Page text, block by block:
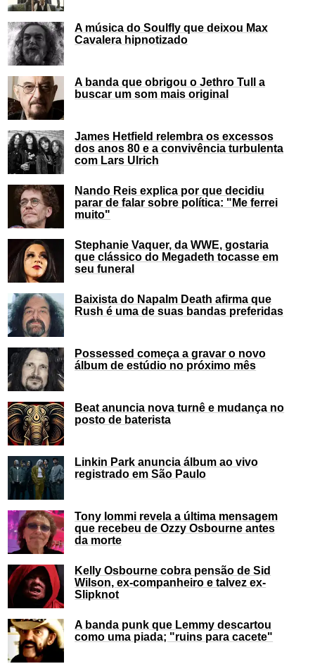
A música do Soulfly que deixou Max
Cavalera hipnotizado
A banda que obrigou o Jethro Tull a
buscar um som mais original
James Hetfield relembra os excessos
dos anos 80 e a convivência turbulenta
com Lars Ulrich
Nando Reis explica por que decidiu
parar de falar sobre política: "Me ferrei
muito"
Stephanie Vaquer, da WWE, gostaria
que clássico do Megadeth tocasse em
seu funeral
Baixista do Napalm Death afirma que
Rush é uma de suas bandas preferidas
Possessed começa a gravar o novo
álbum de estúdio no próximo mês
Beat anuncia nova turnê e mudança no
posto de baterista
Linkin Park anuncia álbum ao vivo
registrado em São Paulo
Tony Iommi revela a última mensagem
que recebeu de Ozzy Osbourne antes
da morte
Kelly Osbourne cobra pensão de Sid
Wilson, ex-companheiro e talvez ex-
Slipknot
A banda punk que Lemmy descartou
como uma piada; "ruins para cacete"